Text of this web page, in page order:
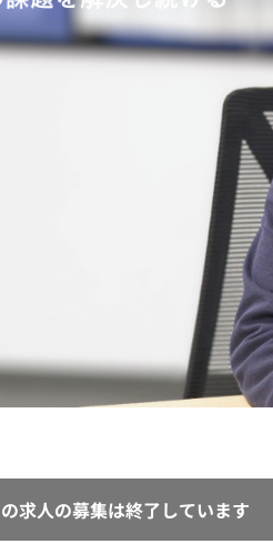
契約内容・クーポン
求人の募集は終了しています